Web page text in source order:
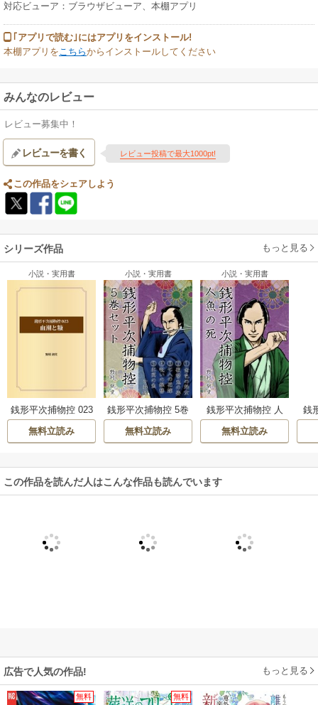
対応ビューア：ブラウザビューア、本棚アプリ
｢アプリで読む｣にはアプリをインストール!
本棚アプリをこちらからインストールしてください
みんなのレビュー
レビュー募集中！
レビューを書く レビュー投稿で最大1000pt!
この作品をシェアしよう
シリーズ作品 もっと見る
小説・実用書
銭形平次捕物控 023
血潮と糠
無料立読み
小説・実用書
銭形平次捕物控 5巻
セット
無料立読み
小説・実用書
銭形平次捕物控 人
魚の死
無料立読み
銭
この作品を読んだ人はこんな作品も読んでいます
広告で人気の作品! もっと見る
無料 無料